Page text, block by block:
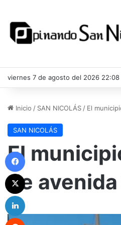
viernes 7 de agosto del 2026 22:08
Inicio / SAN NICOLÁS / El
SAN NICOLÁS
El
de
Facebook